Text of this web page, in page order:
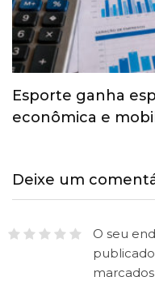
Esporte ganha
econômica e
Deixe um
O seu